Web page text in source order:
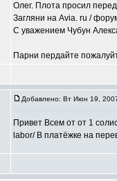
Олег. Плота просил
Загляни на Avia. ru /
С уважением Чубун
Парни пердайте
Добавлено: Вт Июн 19,
Привет Всем от от 1
labor/ В платёжке на